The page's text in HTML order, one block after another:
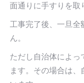
面通りに手すりを取
工事完了後、一旦
ん。
ただし自治体によっ
ます。その場合は